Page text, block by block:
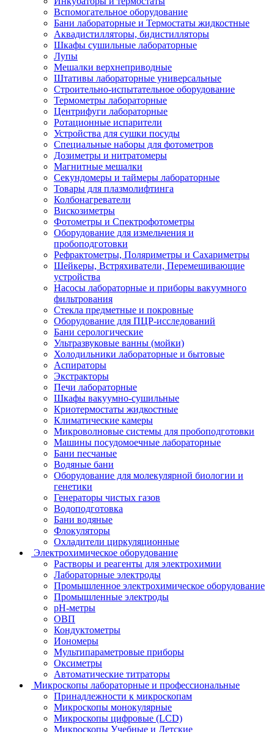
Вспомогательное оборудование
Бани лабораторные и Термостаты жидкостные
Аквадистилляторы, бидистилляторы
Шкафы сушильные лабораторные
Лупы
Мешалки верхнеприводные
Штативы лабораторные универсальные
Строительно-испытательное оборудование
Термометры лабораторные
Центрифуги лабораторные
Ротационные испарители
Устройства для сушки посуды
Специальные наборы для фотометров
Дозиметры и нитратомеры
Магнитные мешалки
Секундомеры и таймеры лабораторные
Товары для плазмолифтинга
Колбонагреватели
Вискозиметры
Фотометры и Спектрофотометры
Оборудование для измельчения и
пробоподготовки
Рефрактометры, Поляриметры и Сахариметры
Шейкеры, Встряхиватели, Перемешивающие
устройства
Насосы лабораторные и приборы вакуумного
фильтрования
Стекла предметные и покровные
Оборудование для ПЦР-исследований
Бани серологические
Ультразвуковые ванны (мойки)
Холодильники лабораторные и бытовые
Аспираторы
Экстракторы
Печи лабораторные
Шкафы вакуумно-сушильные
Криотермостаты жидкостные
Климатические камеры
Микроволновые системы для пробоподготовки
Машины посудомоечные лабораторные
Бани песчаные
Водяные бани
Оборудование для молекулярной биологии и
генетики
Генераторы чистых газов
Водоподготовка
Бани водяные
Флокуляторы
Охладители циркуляционные
Электрохимическое оборудование
Растворы и реагенты для электрохимии
Лабораторные электроды
Промышленное электрохимическое оборудование
Промышленные электроды
pH-метры
ОВП
Кондуктометры
Иономеры
Мультипараметровые приборы
Оксиметры
Автоматические титраторы
Микроскопы лабораторные и профессиональные
Принадлежности к микроскопам
Микроскопы монокулярные
Микроскопы цифровые (LCD)
Микроскопы Учебные и Детские